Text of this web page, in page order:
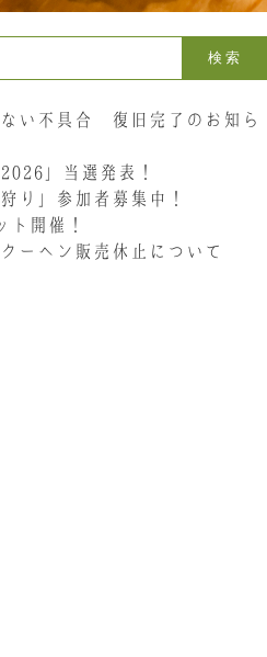
ない不具合 復旧完了のお知ら
」当選発表！
り」参加者募集中！
ト開催！
ーヘン販売休止について